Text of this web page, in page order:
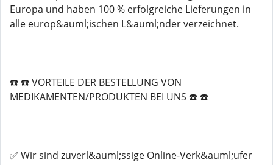
Europa und haben 100 % erfolgreiche Lieferungen in
alle europ&auml;ischen L&auml;nder verzeichnet.
☎️ ☎️ VORTEILE DER BESTELLUNG VON
MEDIKAMENTEN/PRODUKTEN BEI UNS ☎️ ☎️
✅ Wir sind zuverl&auml;ssige Online-Verk&auml;ufer